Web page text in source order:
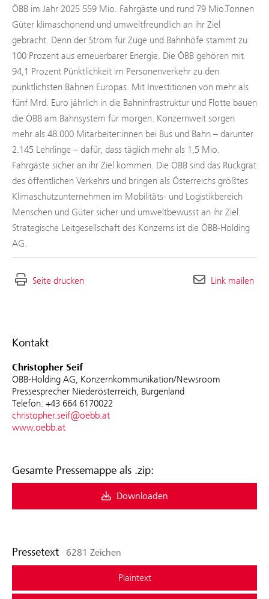
Kontakt
Christopher Seif
ÖBB-Holding AG, Konzernkommunikation/Newsroom
Pressesprecher Niederösterreich, Burgenland
Telefon: +43 664 6170022
christopher.seif@oebb.at
www.oebb.at
Gesamte Pressemappe als .zip:
Downloaden
Pressetext 6281 Zeichen
Plaintext
ÖBB im Jahr 2025 559 Mio. Fahrgäste und rund 79 Mio.Tonnen
Güter klimaschonend und umweltfreundlich an ihr Ziel
gebracht. Denn der Strom für Züge und Bahnhöfe stammt zu
100 Prozent aus erneuerbarer Energie. Die ÖBB gehören mit
94,1 Prozent Pünktlichkeit im Personenverkehr zu den
pünktlichsten Bahnen Europas. Mit Investitionen von mehr als
fünf Mrd. Euro jährlich in die Bahninfrastruktur und Flotte bauen
die ÖBB am Bahnsystem für morgen. Konzernweit sorgen
mehr als 48.000 Mitarbeiter:innen bei Bus und Bahn – darunter
2.145 Lehrlinge – dafür, dass täglich mehr als 1,5 Mio.
Fahrgäste sicher an ihr Ziel kommen. Die ÖBB sind das Rückgrat
des öffentlichen Verkehrs und bringen als Österreichs größtes
Klimaschutzunternehmen im Mobilitäts- und Logistikbereich
Menschen und Güter sicher und umweltbewusst an ihr Ziel.
Strategische Leitgesellschaft des Konzerns ist die ÖBB-Holding
AG.
Seite drucken Link mailen